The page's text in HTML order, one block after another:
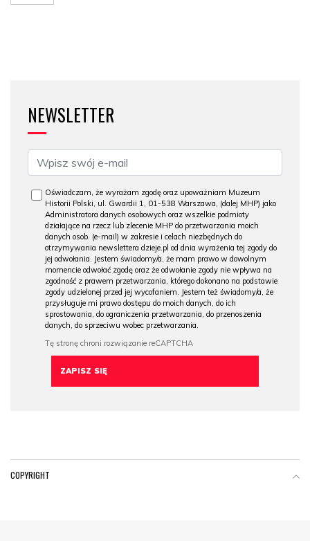
NEWSLETTER
Oświadczam, że wyrażam zgodę oraz upoważniam Muzeum
Historii Polski, ul. Gwardii 1, 01-538 Warszawa, (dalej MHP) jako
Administratora danych osobowych oraz wszelkie podmioty
działające na rzecz lub zlecenie MHP do przetwarzania moich
danych osob. (e-mail) w zakresie i celach niezbędnych do
otrzymywania newslettera dzieje.pl od dnia wyrażenia tej zgody do
jej odwołania. Jestem świadomy/a, że mam prawo w dowolnym
momencie odwołać zgodę oraz że odwołanie zgody nie wpływa na
zgodność z prawem przetwarzania, którego dokonano na podstawie
zgody udzielonej przed jej wycofaniem. Jestem też świadomy/a, że
przysługuje mi prawo dostępu do moich danych, do ich
sprostowania, do ograniczenia przetwarzania, do przenoszenia
danych, do sprzeciwu wobec przetwarzania.
COPYRIGHT